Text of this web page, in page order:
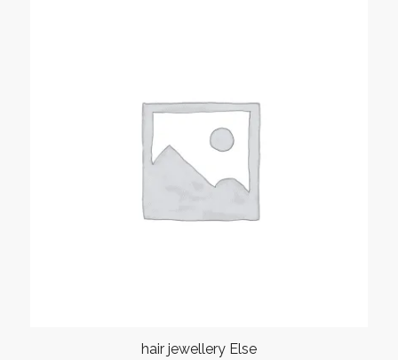
hair jewellery Else